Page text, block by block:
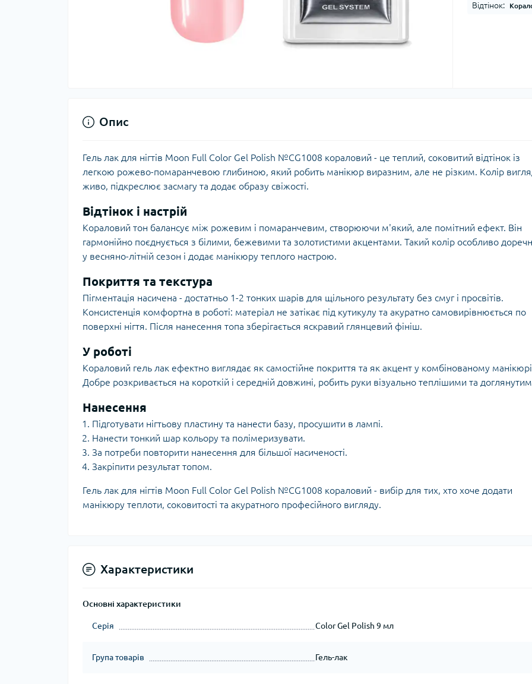
Відтінок:
Опис
Гель лак для нігтів Moon Full Color Gel Polish №CG1008 кораловий - це теплий, соковитий відтінок із
легкою рожево-помаранчевою глибиною, який робить манікюр виразним, але не різким. Колір
живо, підкреслює засмагу та додає образу свіжості.
Відтінок і настрій
Кораловий тон балансує між рожевим і помаранчевим, створюючи м'який, але помітний ефект. Він
гармонійно поєднується з білими, бежевими та золотистими акцентами. Такий колір особливо
у весняно-літній сезон і додає манікюру теплого настрою.
Покриття та текстура
Пігментація насичена - достатньо 1-2 тонких шарів для щільного результату без смуг і просвітів.
Консистенція комфортна в роботі: матеріал не затікає під кутикулу та акуратно самовирівнюється по
поверхні нігтя. Після нанесення топа зберігається яскравий глянцевий фініш.
У роботі
Кораловий гель лак ефектно виглядає як самостійне покриття та як акцент у комбінованому
Добре розкривається на короткій і середній довжині, робить руки візуально теплішими та
Нанесення
Підготувати нігтьову пластину та нанести базу, просушити в лампі.
Нанести тонкий шар кольору та полімеризувати.
За потреби повторити нанесення для більшої насиченості.
Закріпити результат топом.
Гель лак для нігтів Moon Full Color Gel Polish №CG1008 кораловий - вибір для тих, хто хоче додати
манікюру теплоти, соковитості та акуратного професійного вигляду.
Характеристики
Основні характеристики
Серія Color Gel Polish 9 мл
Група товарів Гель-лак